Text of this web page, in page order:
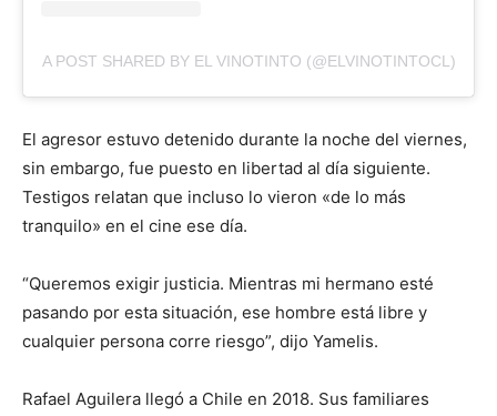
A POST SHARED BY EL VINOTINTO (@ELVINOTINTOCL)
El agresor estuvo detenido durante la noche del viernes,
sin embargo, fue puesto en libertad al día siguiente.
Testigos relatan que incluso lo vieron «de lo más
tranquilo» en el cine ese día.
“Queremos exigir justicia. Mientras mi hermano esté
pasando por esta situación, ese hombre está libre y
cualquier persona corre riesgo”, dijo Yamelis.
Rafael Aguilera llegó a Chile en 2018. Sus familiares